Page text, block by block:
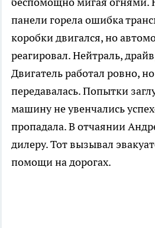
панели горела ошибка
коробки двигался, но
реагировал. Нейтраль,
Двигатель работал ровно,
передавалась. Попытки
машину не увенчались
пропадала. В отчаянии
дилеру. Тот вызывал
помощи на дорогах.